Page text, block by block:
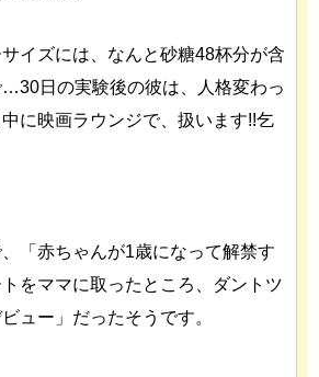
イズには、なんと砂糖48杯分が含
…30日の実験後の彼は、人格変わっ
に映画ラウンジで、扱います!!乞
「赤ちゃんが1歳になって解禁す
をママに取ったところ、ダントツ
ュー」だったそうです。